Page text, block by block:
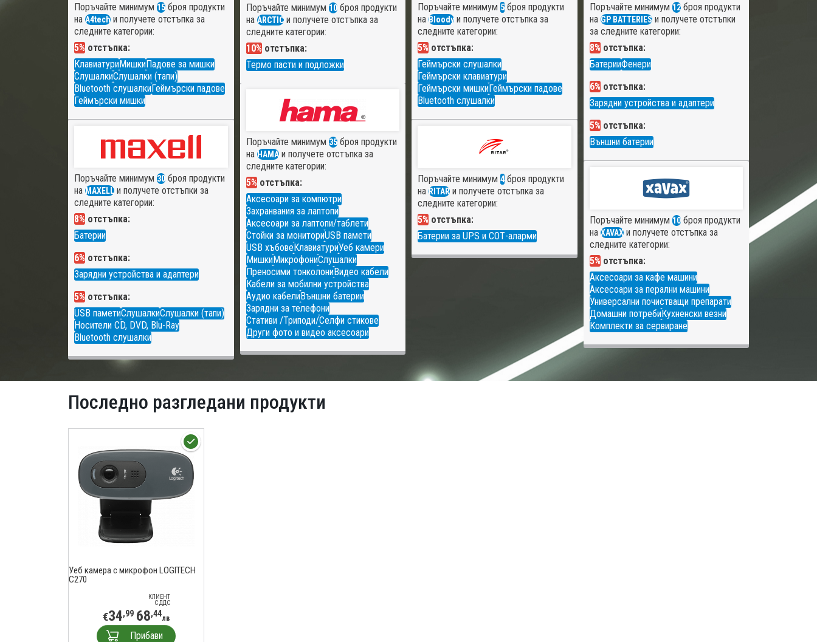
Поръчайте минимум 15 броя продукти
на A4tech и получете отстъпка за
следните категории:
5% отстъпка:
КлавиатуриМишкиПадове за мишки
СлушалкиСлушалки (тапи)
Bluetooth слушалкиГеймърски падове
Геймърски мишки
Поръчайте минимум 10броя продукти
на ARCTICи получете отстъпка за
следните категории:
10% отстъпка:
Термо пасти и подложки
Поръчайте минимум 5 броя продукти
на Bloody и получете отстъпка за
следните категории:
5% отстъпка:
Геймърски слушалки
Геймърски клавиатури
Геймърски мишкиГеймърски падове
Bluetooth слушалки
Поръчайте минимум 12броя продукти
на GP BATTERIESи получете отстъпки
за следните категории:
8% отстъпка:
БатерииФенери
6% отстъпка:
Зарядни устройства и адаптери
5% отстъпка:
Външни батерии
Поръчайте минимум 35броя продукти
на HAMAи получете отстъпка за
следните категории:
5% отстъпка:
Аксесоари за компютри
Захранвания за лаптопи
Аксесоари за лаптопи/таблети
Стойки за мониториUSB памети
USB хъбовеКлавиатуриУеб камери
МишкиМикрофониСлушалки
Преносими тонколониВидео кабели
Кабели за мобилни устройства
Аудио кабелиВъншни батерии
Зарядни за телефони
Стативи /Триподи/Селфи стикове
Други фото и видео аксесоари
Поръчайте минимум 30 броя продукти
на MAXELL и получете отстъпки за
следните категории:
8% отстъпка:
Батерии
6% отстъпка:
Зарядни устройства и адаптери
5% отстъпка:
USB паметиСлушалкиСлушалки (тапи)
Носители CD, DVD, Blu-Ray
Bluetooth слушалки
Поръчайте минимум 4 броя продукти
на RITAR и получете отстъпка за
следните категории:
5% отстъпка:
Батерии за UPS и СОТ-аларми
Поръчайте минимум 10броя продукти
на XAVAXи получете отстъпка за
следните категории:
5% отстъпка:
Аксесоари за кафе машини
Аксесоари за перални машини
Универсални почистващи препарати
Домашни потребиКухненски везни
Комплекти за сервиране
Последно разгледани продукти
Уеб камера с микрофон LOGITECH
C270
КЛИЕНТ
С ДДС
€34,99 68,44лв
Прибави